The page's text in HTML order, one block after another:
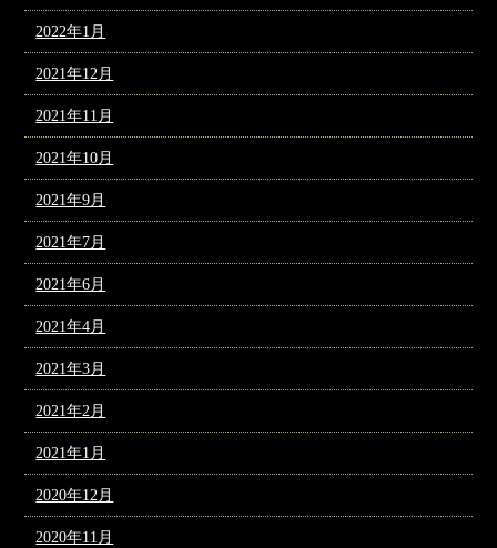
2022年1月
2021年12月
2021年11月
2021年10月
2021年9月
2021年7月
2021年6月
2021年4月
2021年3月
2021年2月
2021年1月
2020年12月
2020年11月